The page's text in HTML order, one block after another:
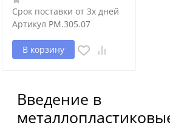
Срок поставки от 3х дней
Артикул PM.305.07
В корзину
Введение в